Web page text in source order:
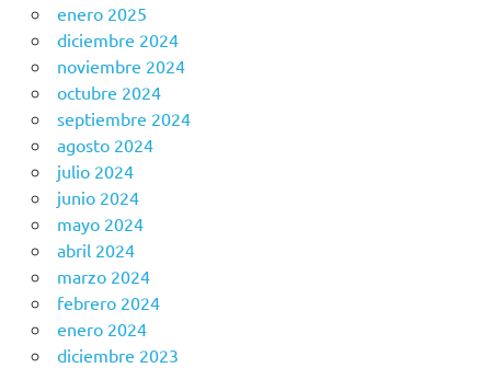
enero 2025
diciembre 2024
noviembre 2024
octubre 2024
septiembre 2024
agosto 2024
julio 2024
junio 2024
mayo 2024
abril 2024
marzo 2024
febrero 2024
enero 2024
diciembre 2023